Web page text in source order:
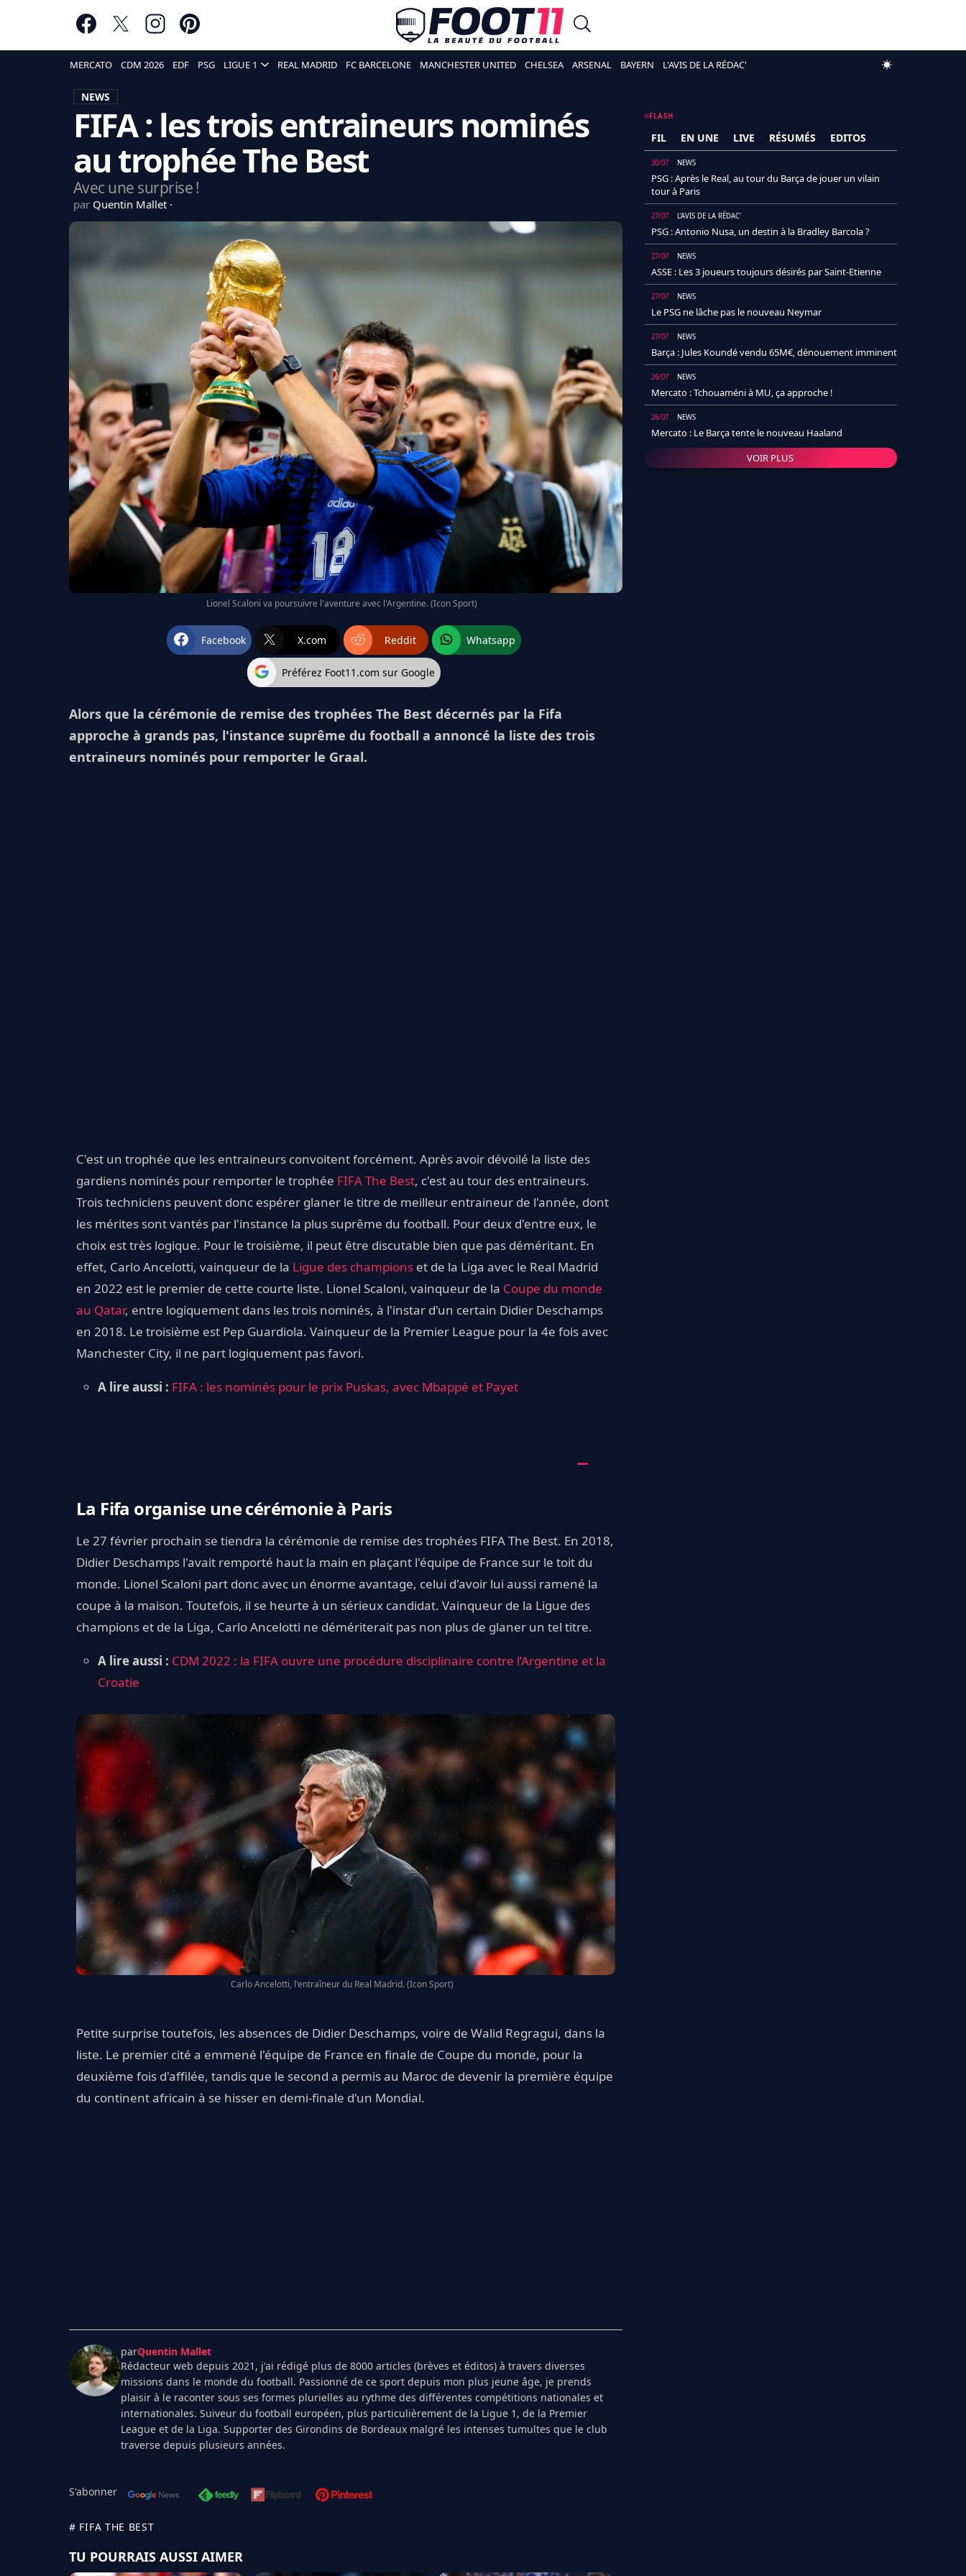
MERCATO CDM 2026 EDF PSG LIGUE 1 REAL MADRID FC BARCELONE MANCHESTER UNITED CHELSEA ARSENAL BAYERN L'AVIS DE LA RÉDAC'
NEWS
FIFA : les trois entraineurs nominés
au trophée The Best
Avec une surprise !
par Quentin Mallet
Lionel Scaloni va poursuivre l'aventure avec l'Argentine. (Icon Sport)
Facebook X.com Reddit Whatsapp
Préférez Foot11.com sur Google
Alors que la cérémonie de remise des trophées The Best décernés par la Fifa
approche à grands pas, l'instance suprême du football a annoncé la liste des trois
entraineurs nominés pour remporter le Graal.
C'est un trophée que les entraineurs convoitent forcément. Après avoir dévoilé la liste des
gardiens nominés pour remporter le trophée FIFA The Best, c'est au tour des entraineurs.
Trois techniciens peuvent donc espérer glaner le titre de meilleur entraineur de l'année, dont
les mérites sont vantés par l'instance la plus suprême du football. Pour deux d'entre eux, le
choix est très logique. Pour le troisième, il peut être discutable bien que pas déméritant. En
effet, Carlo Ancelotti, vainqueur de la Ligue des champions et de la Liga avec le Real Madrid
en 2022 est le premier de cette courte liste. Lionel Scaloni, vainqueur de la Coupe du monde
au Qatar, entre logiquement dans les trois nominés, à l'instar d'un certain Didier Deschamps
en 2018. Le troisième est Pep Guardiola. Vainqueur de la Premier League pour la 4e fois avec
Manchester City, il ne part logiquement pas favori.
A lire aussi : FIFA : les nominés pour le prix Puskas, avec Mbappé et Payet
La Fifa organise une cérémonie à Paris
Le 27 février prochain se tiendra la cérémonie de remise des trophées FIFA The Best. En 2018,
Didier Deschamps l'avait remporté haut la main en plaçant l'équipe de France sur le toit du
monde. Lionel Scaloni part donc avec un énorme avantage, celui d'avoir lui aussi ramené la
coupe à la maison. Toutefois, il se heurte à un sérieux candidat. Vainqueur de la Ligue des
champions et de la Liga, Carlo Ancelotti ne démériterait pas non plus de glaner un tel titre.
A lire aussi : CDM 2022 : la FIFA ouvre une procédure disciplinaire contre l’Argentine et la
Croatie
Carlo Ancelotti, l'entraîneur du Real Madrid. (Icon Sport)
Petite surprise toutefois, les absences de Didier Deschamps, voire de Walid Regragui, dans la
liste. Le premier cité a emmené l'équipe de France en finale de Coupe du monde, pour la
deuxième fois d'affilée, tandis que le second a permis au Maroc de devenir la première équipe
du continent africain à se hisser en demi-finale d'un Mondial.
parQuentin Mallet
Rédacteur web depuis 2021, j'ai rédigé plus de 8000 articles (brèves et éditos) à travers diverses
missions dans le monde du football. Passionné de ce sport depuis mon plus jeune âge, je prends
plaisir à le raconter sous ses formes plurielles au rythme des différentes compétitions nationales et
internationales. Suiveur du football européen, plus particulièrement de la Ligue 1, de la Premier
League et de la Liga. Supporter des Girondins de Bordeaux malgré les intenses tumultes que le club
traverse depuis plusieurs années.
S'abonner
# FIFA THE BEST
TU POURRAIS AUSSI AIMER
FLASH
FIL EN UNE LIVE RÉSUMÉS EDITOS
30/07 NEWS
PSG : Après le Real, au tour du Barça de jouer un vilain
tour à Paris
27/07 L'AVIS DE LA RÉDAC'
PSG : Antonio Nusa, un destin à la Bradley Barcola ?
27/07 NEWS
ASSE : Les 3 joueurs toujours désirés par Saint-Etienne
27/07 NEWS
Le PSG ne lâche pas le nouveau Neymar
27/07 NEWS
Barça : Jules Koundé vendu 65M€, dénouement imminent
26/07 NEWS
Mercato : Tchouaméni à MU, ça approche !
26/07 NEWS
Mercato : Le Barça tente le nouveau Haaland
VOIR PLUS